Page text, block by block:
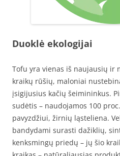
Duoklė ekologijai
Tofu yra vienas iš naujausių ir
kraikų rūšių, maloniai
įsigijusius kačių šeimininkus.
sudėtis – naudojamos 100
pavyzdžiui, žirnių ląsteliena.
bandydami surasti dažiklių,
kenksmingų priedų – jų šio